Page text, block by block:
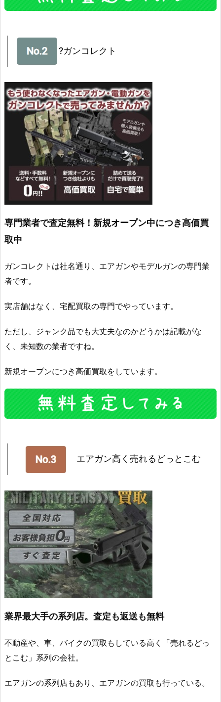
?ガンコレクト
専門業者で査定無料！新規オープン中につき高価買
取中
ガンコレクトは社名通り、エアガンやモデルガンの専門業
者です。
実店舗はなく、宅配買取の専門でやっています。
ただし、ジャンク品でも大丈夫なのかどうかは記載がな
く、未知数の業者ですね。
新規オープンにつき高価買取をしています。
エアガン高く売れるどっとこむ
業界最大手の系列店。査定も返送も無料
不動産や、車、バイクの買取もしている高く「売れるどっ
とこむ」系列の会社。
エアガンの系列店もあり、エアガンの買取も行っている。